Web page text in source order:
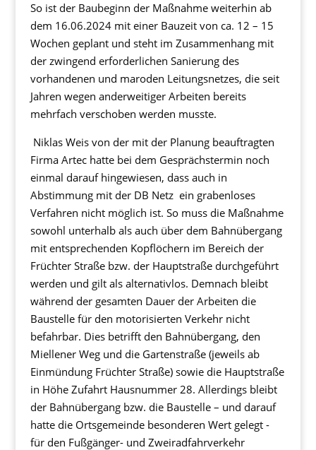
So ist der Baubeginn der Maßnahme weiterhin ab
dem 16.06.2024 mit einer Bauzeit von ca. 12 – 15
Wochen geplant und steht im Zusammenhang mit
der zwingend erforderlichen Sanierung des
vorhandenen und maroden Leitungsnetzes, die seit
Jahren wegen anderweitiger Arbeiten bereits
mehrfach verschoben werden musste.
Niklas Weis von der mit der Planung beauftragten
Firma Artec hatte bei dem Gesprächstermin noch
einmal darauf hingewiesen, dass auch in
Abstimmung mit der DB Netz ein grabenloses
Verfahren nicht möglich ist. So muss die Maßnahme
sowohl unterhalb als auch über dem Bahnübergang
mit entsprechenden Kopflöchern im Bereich der
Früchter Straße bzw. der Hauptstraße durchgeführt
werden und gilt als alternativlos. Demnach bleibt
während der gesamten Dauer der Arbeiten die
Baustelle für den motorisierten Verkehr nicht
befahrbar. Dies betrifft den Bahnübergang, den
Miellener Weg und die Gartenstraße (jeweils ab
Einmündung Früchter Straße) sowie die Hauptstraße
in Höhe Zufahrt Hausnummer 28. Allerdings bleibt
der Bahnübergang bzw. die Baustelle – und darauf
hatte die Ortsgemeinde besonderen Wert gelegt -
für den Fußgänger- und Zweiradfahrverkehr